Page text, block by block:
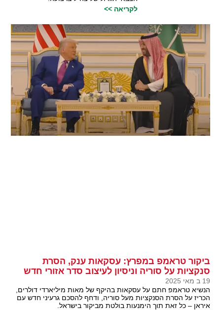
לקריאה >>
ביקור טראמפ במפרץ: עסקאות ענק, הסרת
סנקציות על סוריה וניסיון לעיצוב סדר אזורי חדש
19 ב מאי 2025
הנשיא טראמפ חתם על עסקאות בהיקף של מאות מיליארדי דולרים,
הכריז על הסרת הסנקציות מעל סוריה, ודחף להסכם גרעיני חדש עם
איראן – כל זאת תוך הימנעות בולטת מביקור בישראל.